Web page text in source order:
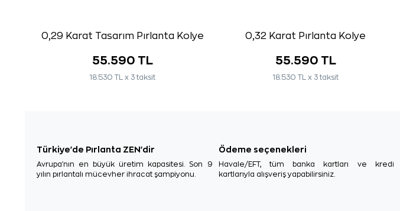
0,29 Karat Tasarım Pırlanta Kolye
55.590 TL
18.530 TL x 3 taksit
0,32 Karat Pırlanta Kolye
55.590 TL
18.530 TL x 3 taksit
Türkiye'de Pırlanta ZEN'dir
Avrupa'nın en büyük üretim kapasitesi. Son 9
yılın pırlantalı mücevher ihracat şampiyonu.
Ödeme seçenekleri
Havale/EFT, tüm banka kartları ve kredi
kartlarıyla alışveriş yapabilirsiniz.